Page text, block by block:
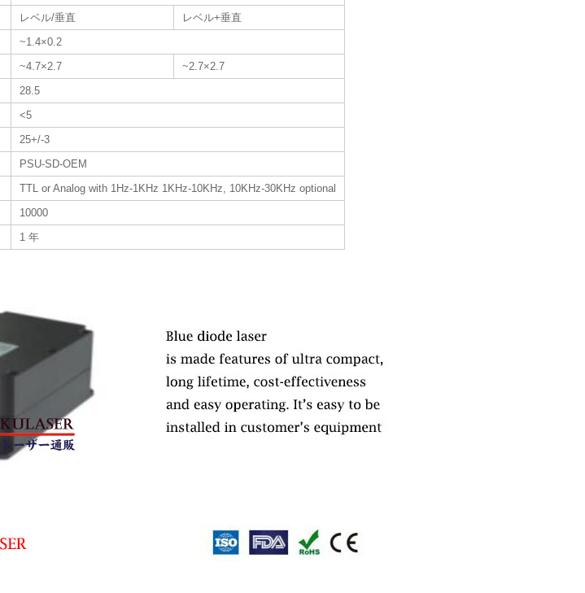
レベル/垂直
レベル+垂直
~1.4×0.2
~4.7×2.7
~2.7×2.7
28.5
<5
25+/-3
PSU-SD-OEM
TTL or Analog with 1Hz-1KHz 1KHz-10KHz, 10KHz-30KHz optional
10000
1 年